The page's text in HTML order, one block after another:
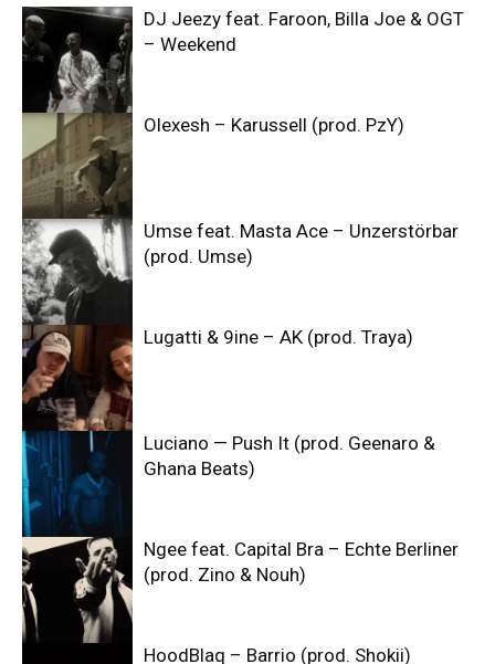
DJ Jeezy feat. Faroon, Billa Joe & OGT
– Weekend
Olexesh – Karussell (prod. PzY)
Umse feat. Masta Ace – Unzerstörbar
(prod. Umse)
Lugatti & 9ine – AK (prod. Traya)
Luciano — Push It (prod. Geenaro &
Ghana Beats)
Ngee feat. Capital Bra – Echte Berliner
(prod. Zino & Nouh)
HoodBlaq – Barrio (prod. Shokii)